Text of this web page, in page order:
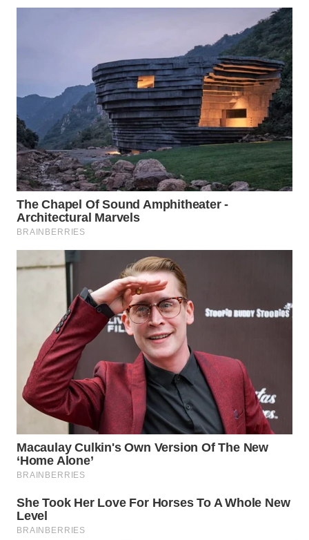
SERIBU
WN
WN
CIREBON
WN
INDRAMAYU
WN
KUNINGAN
MAJALENGKA
WN
SUBANG
WN
SUKABUMI
WN
PURWAKARTA
WN
PRIANGAN
TIMUR